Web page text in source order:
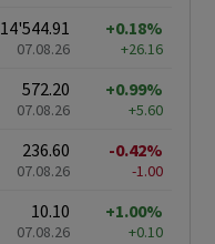
14'544.91
07.08.26
+0.18%
+26.16
572.20
07.08.26
+0.99%
+5.60
236.60
07.08.26
-0.42%
-1.00
10.10
07.08.26
+1.00%
+0.10